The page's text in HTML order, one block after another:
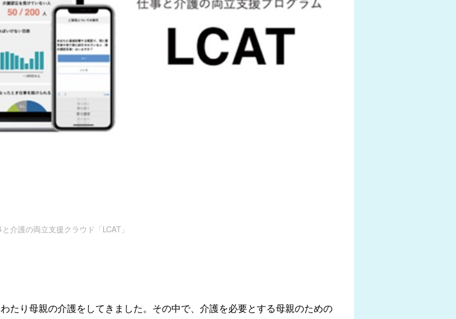
介護の両立支援クラウド「LCAT」
たり母親の介護をしてきました。その中で、介護を必要とする母親のための